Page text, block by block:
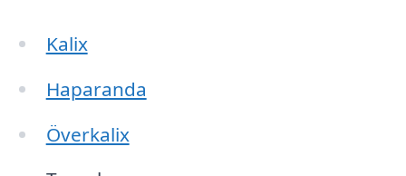
Kalix
Haparanda
Överkalix